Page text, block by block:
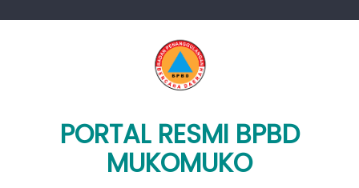
PORTAL RESMI BPBD
MUKOMUKO